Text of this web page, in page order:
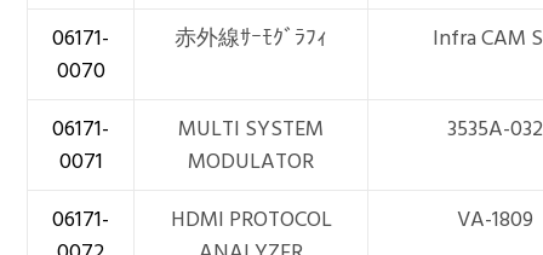
06171-
0070
赤外線ｻｰﾓｸﾞﾗﾌｨ Infra CAM
06171-
0071
MULTI SYSTEM
MODULATOR
3535A-032
06171-
HDMI PROTOCOL
VA-1809